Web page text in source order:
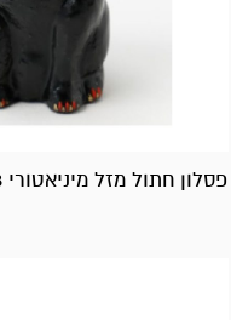
פסלון חתול מזל מיניאטורי 7.8 ס"מ